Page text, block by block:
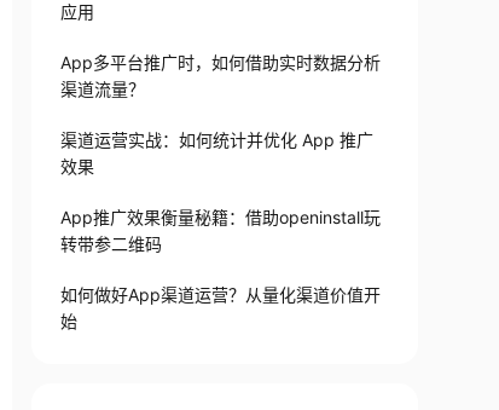
应用
App多平台推广时，如何借助实时数据分析
渠道流量？
渠道运营实战：如何统计并优化 App 推广
效果
App推广效果衡量秘籍：借助openinstall玩
转带参二维码
如何做好App渠道运营？从量化渠道价值开
始